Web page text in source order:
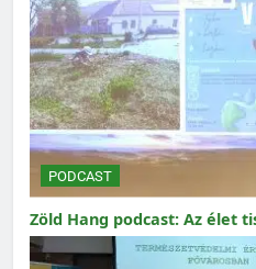
PODCAST
Zöld Hang podcast: Az élet